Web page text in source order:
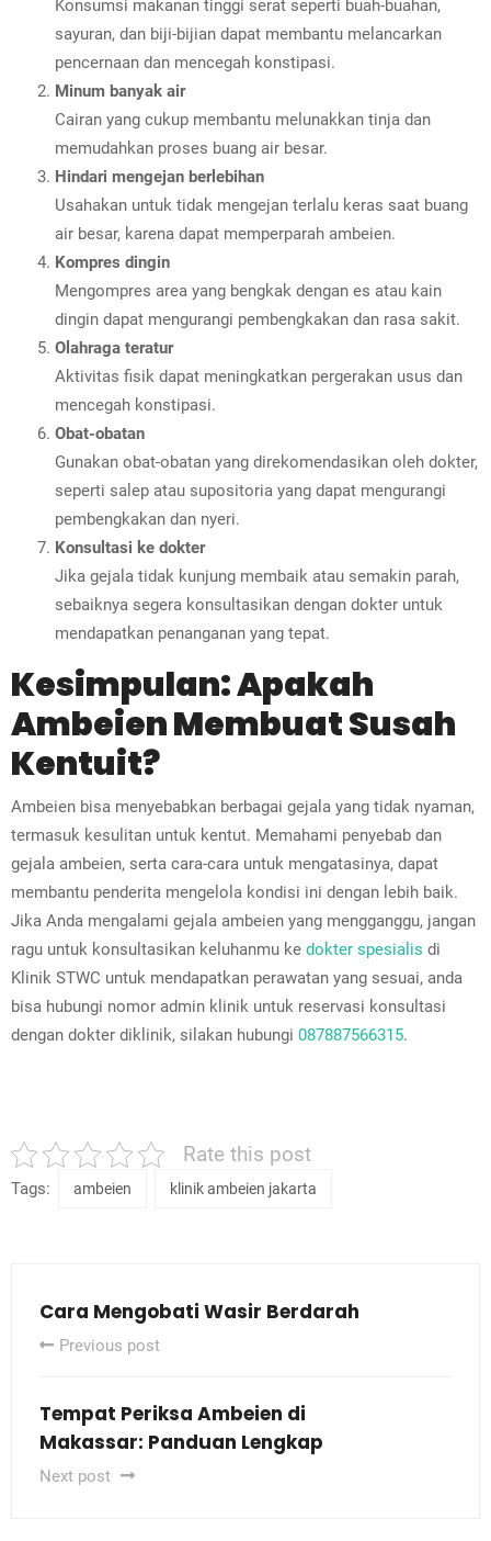
Konsumsi makanan tinggi serat seperti buah-buahan,
sayuran, dan biji-bijian dapat membantu melancarkan
pencernaan dan mencegah konstipasi.
Minum banyak air
Cairan yang cukup membantu melunakkan tinja dan
memudahkan proses buang air besar.
Hindari mengejan berlebihan
Usahakan untuk tidak mengejan terlalu keras saat buang
air besar, karena dapat memperparah ambeien.
Kompres dingin
Mengompres area yang bengkak dengan es atau kain
dingin dapat mengurangi pembengkakan dan rasa sakit.
Olahraga teratur
Aktivitas fisik dapat meningkatkan pergerakan usus dan
mencegah konstipasi.
Obat-obatan
Gunakan obat-obatan yang direkomendasikan oleh dokter,
seperti salep atau supositoria yang dapat mengurangi
pembengkakan dan nyeri.
Konsultasi ke dokter
Jika gejala tidak kunjung membaik atau semakin parah,
sebaiknya segera konsultasikan dengan dokter untuk
mendapatkan penanganan yang tepat.
Kesimpulan: Apakah
Ambeien Membuat Susah
Kentuit?
Ambeien bisa menyebabkan berbagai gejala yang tidak nyaman,
termasuk kesulitan untuk kentut. Memahami penyebab dan
gejala ambeien, serta cara-cara untuk mengatasinya, dapat
membantu penderita mengelola kondisi ini dengan lebih baik.
Jika Anda mengalami gejala ambeien yang mengganggu, jangan
ragu untuk konsultasikan keluhanmu ke dokter spesialis di
Klinik STWC untuk mendapatkan perawatan yang sesuai, anda
bisa hubungi nomor admin klinik untuk reservasi konsultasi
dengan dokter diklinik, silakan hubungi 087887566315.
Rate this post
Tags: ambeien klinik ambeien jakarta
Cara Mengobati Wasir Berdarah
Previous post
Tempat Periksa Ambeien di
Makassar: Panduan Lengkap
Next post